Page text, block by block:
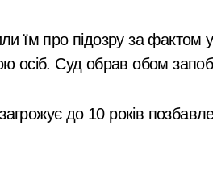
затримала коригувальника
Києві розпочали розслідування
предприниматели выбирают
величезні доходи, але
їм про підозру за фактом
осіб. Суд обрав обом
до 10 років